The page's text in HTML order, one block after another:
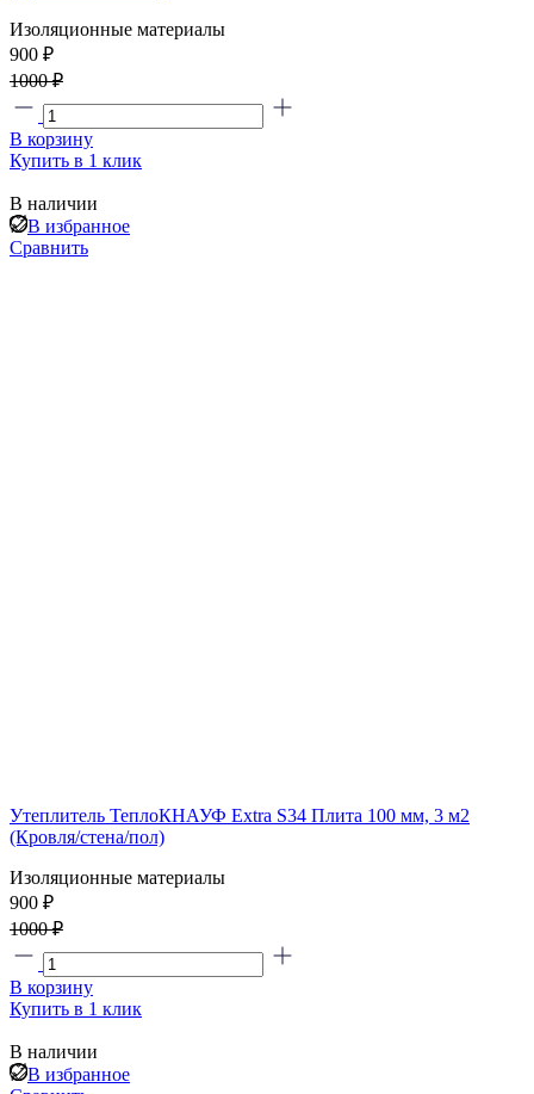
Изоляционные материалы
900 ₽
1000 ₽
В корзину
Купить в 1 клик
В наличии
В избранное
Сравнить
Утеплитель ТеплоКНАУФ Extra S34 Плита 100 мм, 3 м2
(Кровля/стена/пол)
Изоляционные материалы
900 ₽
1000 ₽
В корзину
Купить в 1 клик
В наличии
В избранное